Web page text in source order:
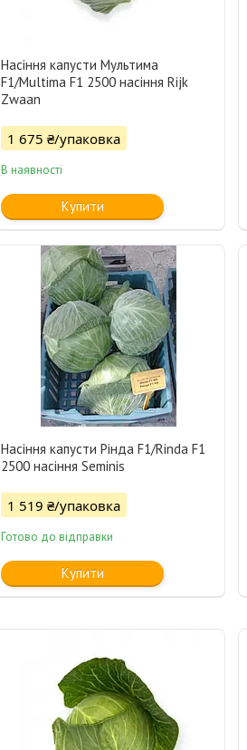
Насіння капусти Мультима
F1/Multima F1 2500 насіння Rijk
Zwaan
1 675 ₴/упаковка
В наявності
Купити
Насіння капусти Рінда F1/Rinda F1
2500 насіння Seminis
1 519 ₴/упаковка
Готово до відправки
Купити